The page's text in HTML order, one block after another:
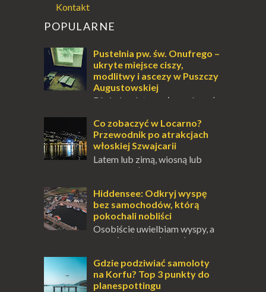
Kontakt
POPULARNE
Pustelnia pw. św. Onufrego –
ukryte miejsce ciszy,
modlitwy i ascezy w Puszczy
Augustowskiej
Dla jednych to może wydawać
przetrwania lub romantycznym życiem. Dla
innych to nieustanne przebywanie z B...
Co zobaczyć w Locarno?
Przewodnik po atrakcjach
włoskiej Szwajcarii
Latem lub zimą, wiosną lub
jesienią, południe Szwajcarii to
odwiedzić. Moja zimowa podróż do
Locarno gwara...
Hiddensee: Odkryj wyspę
bez samochodów, którą
pokochali nobliści
Osobiście uwielbiam wyspy, a
uczucie otoczenia wodą
pośrodku Bałtyku? To zawsze brzmi jak
doskonał...
Gdzie podziwiać samoloty
na Korfu? Top 3 punkty do
planespottingu